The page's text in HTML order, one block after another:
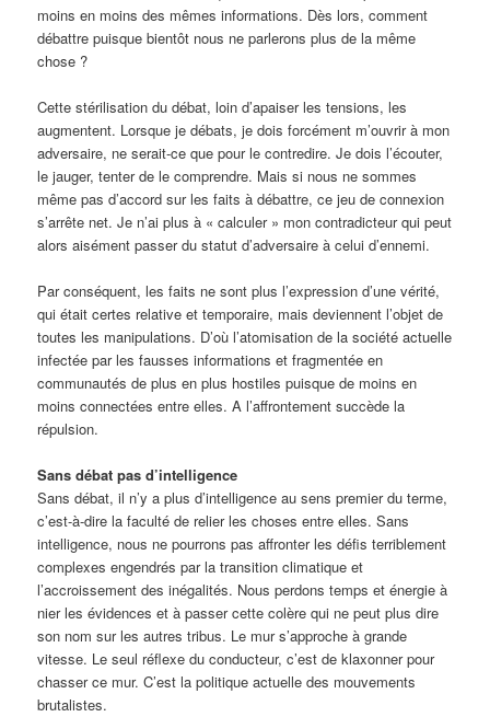
moins en moins des mêmes informations. Dès lors, comment
débattre puisque bientôt nous ne parlerons plus de la même
chose ?
Cette stérilisation du débat, loin d’apaiser les tensions, les
augmentent. Lorsque je débats, je dois forcément m’ouvrir à mon
adversaire, ne serait-ce que pour le contredire. Je dois l’écouter,
le jauger, tenter de le comprendre. Mais si nous ne sommes
même pas d’accord sur les faits à débattre, ce jeu de connexion
s’arrête net. Je n’ai plus à « calculer » mon contradicteur qui peut
alors aisément passer du statut d’adversaire à celui d’ennemi.
Par conséquent, les faits ne sont plus l’expression d’une vérité,
qui était certes relative et temporaire, mais deviennent l’objet de
toutes les manipulations. D’où l’atomisation de la société actuelle
infectée par les fausses informations et fragmentée en
communautés de plus en plus hostiles puisque de moins en
moins connectées entre elles. A l’affrontement succède la
répulsion.
Sans débat pas d’intelligence
Sans débat, il n’y a plus d’intelligence au sens premier du terme,
c’est-à-dire la faculté de relier les choses entre elles. Sans
intelligence, nous ne pourrons pas affronter les défis terriblement
complexes engendrés par la transition climatique et
l’accroissement des inégalités. Nous perdons temps et énergie à
nier les évidences et à passer cette colère qui ne peut plus dire
son nom sur les autres tribus. Le mur s’approche à grande
vitesse. Le seul réflexe du conducteur, c’est de klaxonner pour
chasser ce mur. C’est la politique actuelle des mouvements
brutalistes.